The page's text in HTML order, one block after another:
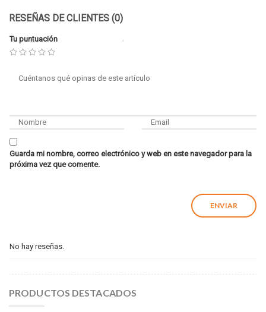
RESEÑAS DE CLIENTES (0)
Tu puntuación
Guarda mi nombre, correo electrónico y web en este navegador para la
próxima vez que comente.
No hay reseñas.
PRODUCTOS DESTACADOS